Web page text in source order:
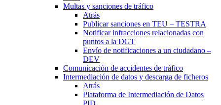
Multas y sanciones de tráfico
Atrás
Publicar sanciones en TEU – TESTRA
Notificar infracciones relacionadas con
puntos a la DGT
Envío de notificaciones a un ciudadano –
DEV
Comunicación de accidentes de tráfico
Intermediación de datos y descarga de ficheros
Atrás
Plataforma de Intermediación de Datos